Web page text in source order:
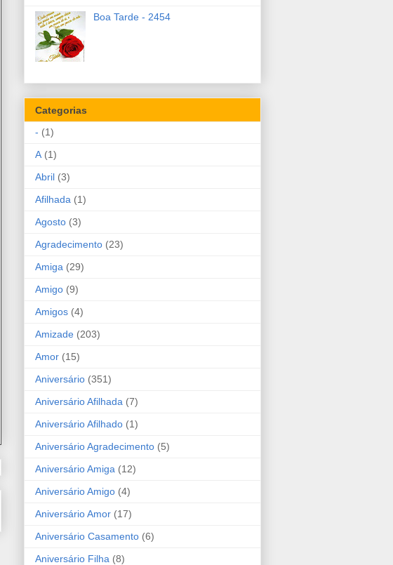
Boa Tarde - 2454
Categorias
- (1)
A (1)
Abril (3)
Afilhada (1)
Agosto (3)
Agradecimento (23)
Amiga (29)
Amigo (9)
Amigos (4)
Amizade (203)
Amor (15)
Aniversário (351)
Aniversário Afilhada (7)
Aniversário Afilhado (1)
Aniversário Agradecimento (5)
Aniversário Amiga (12)
Aniversário Amigo (4)
Aniversário Amor (17)
Aniversário Casamento (6)
Aniversário Filha (8)